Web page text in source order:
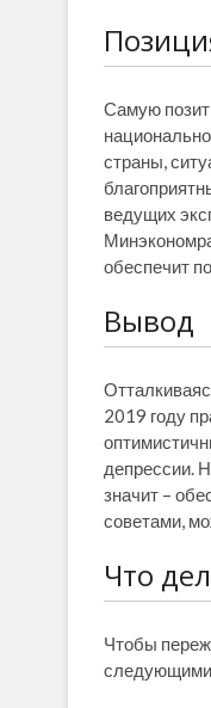
Самую
страны,
ведущих
обеспечит
Вывод
2019 году
депрессии.
значит –
советами,
Что
Чтобы